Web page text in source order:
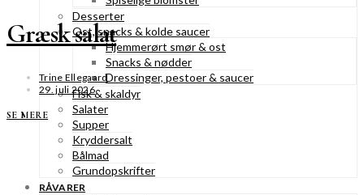
Desserter
Ost, snacks & kolde saucer
Hjemmerørt smør & ost
Snacks & nødder
Dressinger, pestoer & saucer
Fisk & skaldyr
Salater
Supper
Kryddersalt
Bålmad
Grundopskrifter
RÅVARER
Græsk salat
Trine Ellegaard
29. juli 2026
SE MERE